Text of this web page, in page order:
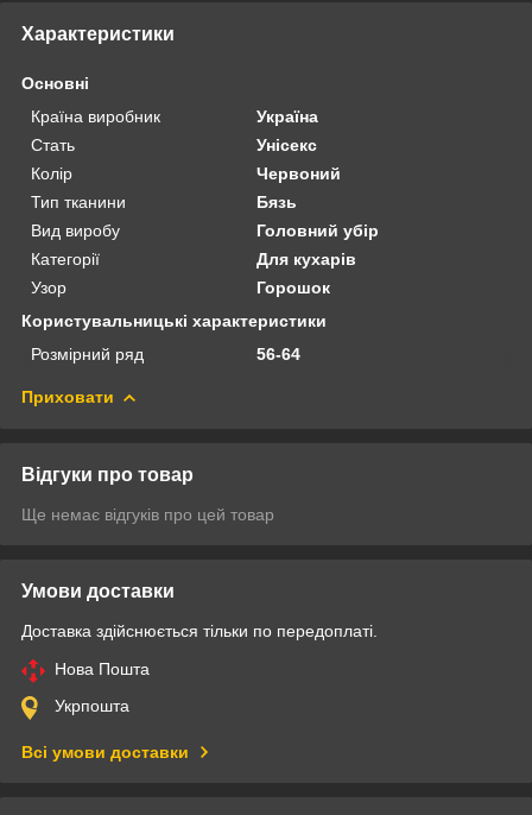
Характеристики
Основні
Країна виробник
Україна
Стать
Унісекс
Колір
Червоний
Тип тканини
Бязь
Вид виробу
Головний убір
Категорії
Для кухарів
Узор
Горошок
Користувальницькі характеристики
Розмірний ряд
56-64
Приховати
Відгуки про товар
Ще немає відгуків про цей товар
Умови доставки
Доставка здійснюється тільки по передоплаті.
Нова Пошта
Укрпошта
Всі умови доставки